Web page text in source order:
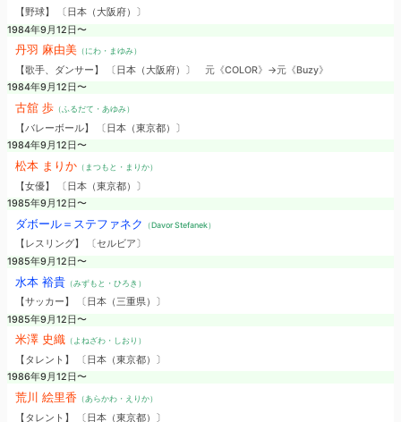
【野球】 〔日本（大阪府）〕
1984年9月12日〜
丹羽 麻由美（にわ・まゆみ）
【歌手、ダンサー】 〔日本（大阪府）〕 元《COLOR》→元《Buzy》
1984年9月12日〜
古舘 歩（ふるだて・あゆみ）
【バレーボール】 〔日本（東京都）〕
1984年9月12日〜
松本 まりか（まつもと・まりか）
【女優】 〔日本（東京都）〕
1985年9月12日〜
ダボール＝ステファネク （Davor Stefanek）
【レスリング】 〔セルビア〕
1985年9月12日〜
水本 裕貴（みずもと・ひろき）
【サッカー】 〔日本（三重県）〕
1985年9月12日〜
米澤 史織（よねざわ・しおり）
【タレント】 〔日本（東京都）〕
1986年9月12日〜
荒川 絵里香 （あらかわ・えりか）
【タレント】 〔日本（東京都）〕